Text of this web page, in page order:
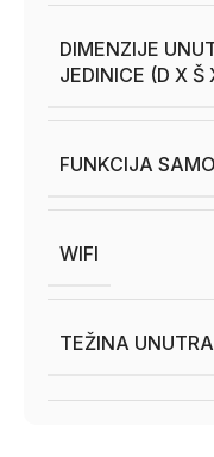
DIMENZIJE
JEDINICE (D X Š
FUNKCIJA
WIFI
TEŽINA